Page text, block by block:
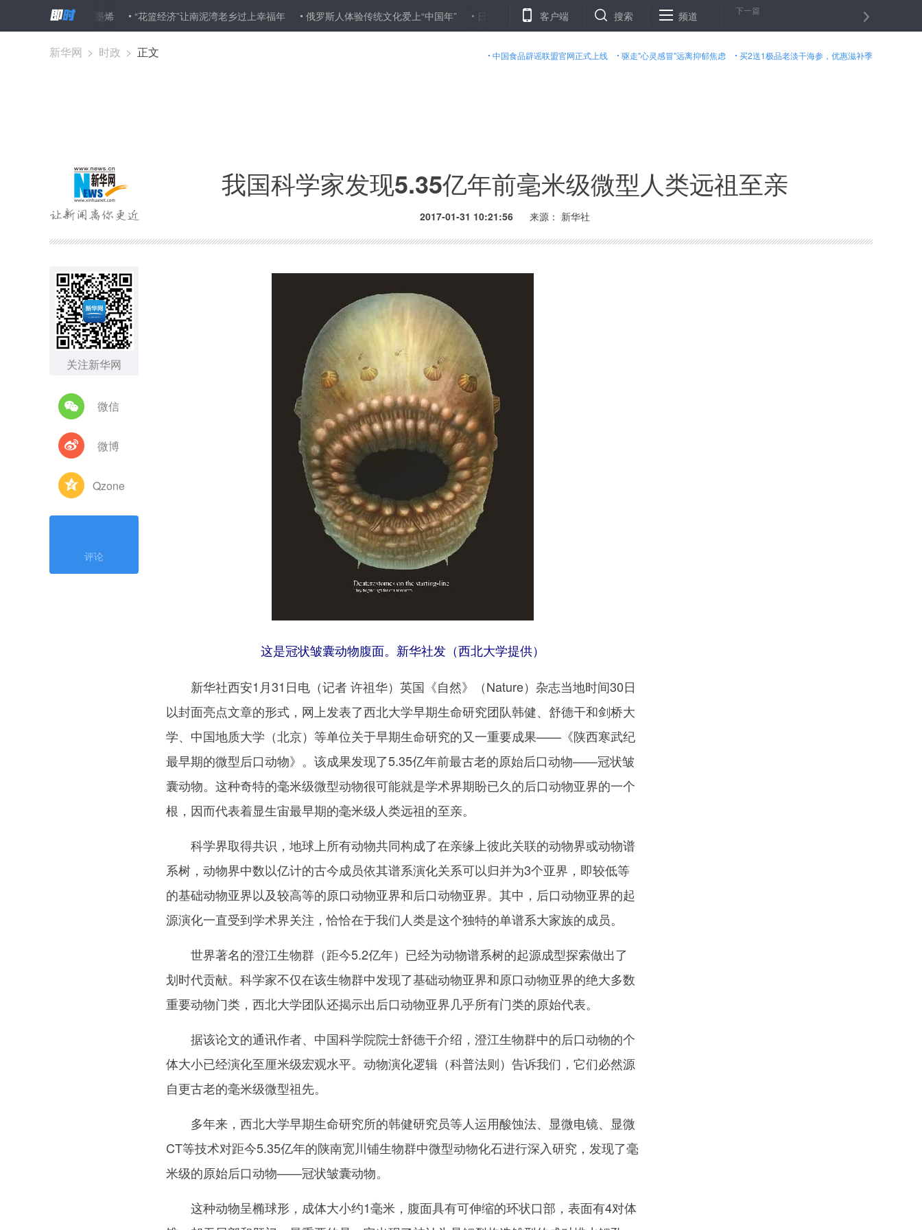
成本生产石墨烯 “花篮经济”让南泥湾老乡过上幸福年 俄罗斯人体验传统文化爱上“中国年” 日本八大车企2016年全球产量创新高 安徽宿松：弘扬乡贤文化 涵育文明新风 一次就好，带你去看天荒
客户端 搜索 频道 下一篇
中国食品辟谣联盟官网正式上线 驱走"心灵感冒"远离抑郁焦虑 买2送1极品老淡干海参，优惠滋补季
新华网 > 时政 > 正文
我国科学家发现5.35亿年前毫米级微型人类远祖至亲
2017-01-31 10:21:56 来源： 新华社
关注新华网
微信
微博
Qzone
评论
这是冠状皱囊动物腹面。新华社发（西北大学提供）
新华社西安1月31日电（记者 许祖华）英国《自然》（Nature）杂志当地时间30日
以封面亮点文章的形式，网上发表了西北大学早期生命研究团队韩健、舒德干和剑桥大
学、中国地质大学（北京）等单位关于早期生命研究的又一重要成果——《陕西寒武纪
最早期的微型后口动物》。该成果发现了5.35亿年前最古老的原始后口动物——冠状皱
囊动物。这种奇特的毫米级微型动物很可能就是学术界期盼已久的后口动物亚界的一个
根，因而代表着显生宙最早期的毫米级人类远祖的至亲。
科学界取得共识，地球上所有动物共同构成了在亲缘上彼此关联的动物界或动物谱
系树，动物界中数以亿计的古今成员依其谱系演化关系可以归并为3个亚界，即较低等
的基础动物亚界以及较高等的原口动物亚界和后口动物亚界。其中，后口动物亚界的起
源演化一直受到学术界关注，恰恰在于我们人类是这个独特的单谱系大家族的成员。
世界著名的澄江生物群（距今5.2亿年）已经为动物谱系树的起源成型探索做出了
划时代贡献。科学家不仅在该生物群中发现了基础动物亚界和原口动物亚界的绝大多数
重要动物门类，西北大学团队还揭示出后口动物亚界几乎所有门类的原始代表。
据该论文的通讯作者、中国科学院院士舒德干介绍，澄江生物群中的后口动物的个
体大小已经演化至厘米级宏观水平。动物演化逻辑（科普法则）告诉我们，它们必然源
自更古老的毫米级微型祖先。
多年来，西北大学早期生命研究所的韩健研究员等人运用酸蚀法、显微电镜、显微
CT等技术对距今5.35亿年的陕南宽川铺生物群中微型动物化石进行深入研究，发现了毫
米级的原始后口动物——冠状皱囊动物。
这种动物呈椭球形，成体大小约1毫米，腹面具有可伸缩的环状口部，表面有4对体